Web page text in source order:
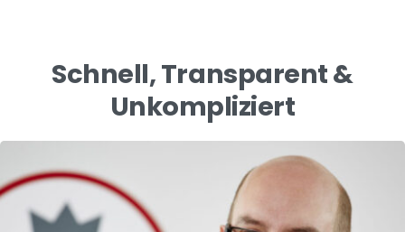
Schnell, Transparent &
Unkompliziert